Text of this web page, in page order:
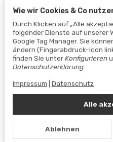
Gesetzliche
Vertrag
Alle
Ablehnen
Wie wir Cookies & Co
Durch Klicken auf „Alle
folgender Dienste auf unserer
Google Tag Manager. Sie
ändern (Fingerabdruck-Icon
finden Sie unterKonfigurieren
Datenschutzerklärung.
Impressum Datenschutz